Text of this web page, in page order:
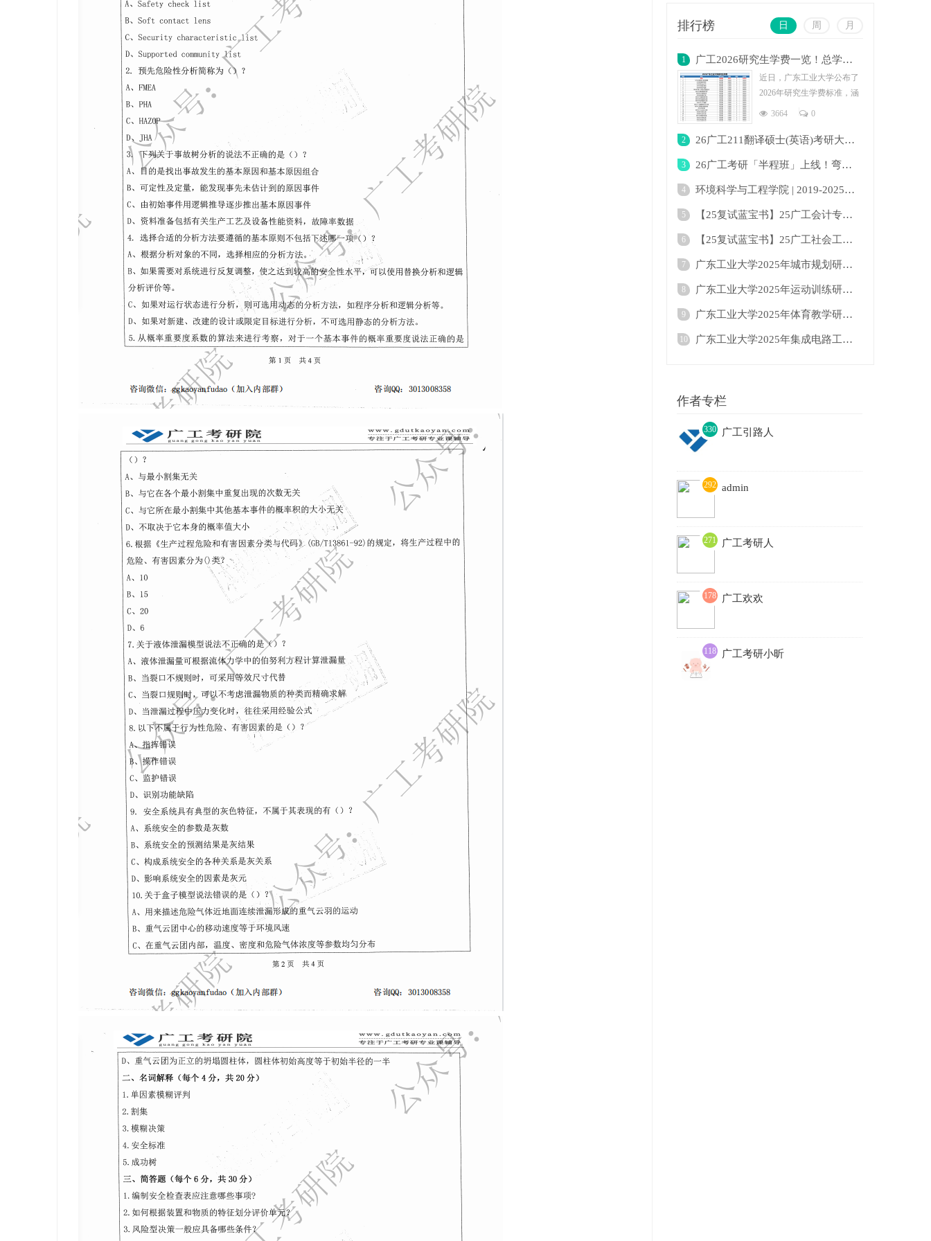
排行榜 日 周 月
1 广工2026研究生学费一览！总学费最低为2.4
近日，广东工业大学公布了
2026年研究生学费标准，涵
盖全日制与非全日制多个专
3664 0
2 26广工211翻译硕士(英语)考研大纲及变化！
3 26广工考研「半程班」上线！弯道超车下半场
4 环境科学与工程学院 | 2019-2025年广东工业
5 【25复试蓝宝书】25广工会计专硕复试考点真
6 【25复试蓝宝书】25广工社会工作复试考点真
7 广东工业大学2025年城市规划研究生招生目录
8 广东工业大学2025年运动训练研究生招生目录
9 广东工业大学2025年体育教学研究生招生目录
10 广东工业大学2025年集成电路工程△（按研究
作者专栏
330
广工引路人
292 admin
271 广工考研人
178 广工欢欢
118 广工考研小昕